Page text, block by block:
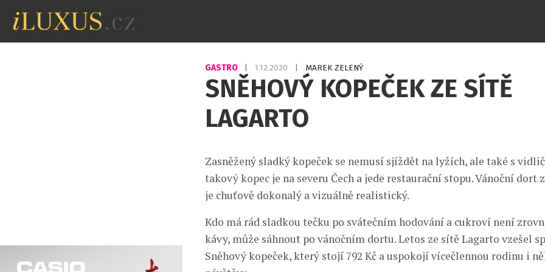
GASTRO 1.12.2020 MAREK ZELENÝ
SNĚHOVÝ KOPEČEK ZE SÍTĚ
LAGARTO
Zasněžený sladký kopeček se nemusí sjíždět na lyžích, ale také s
takový kopec je na severu Čech a jede restaurační stopu. Vánoční dort
je chuťově dokonalý a vizuálně realistický.
Kdo má rád sladkou tečku po svátečním hodování a cukroví není
kávy, může sáhnout po vánočním dortu. Letos ze sítě Lagarto vzešel
Sněhový kopeček, který stojí 792 Kč a uspokojí vícečlennou rodinu i